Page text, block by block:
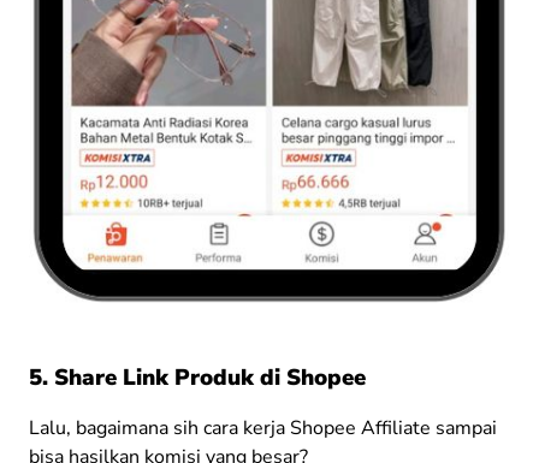
5. Share Link Produk di Shopee
Lalu, bagaimana sih cara kerja Shopee Affiliate sampai
bisa hasilkan komisi yang besar?